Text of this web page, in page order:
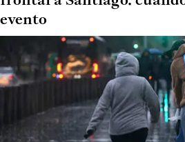
evento